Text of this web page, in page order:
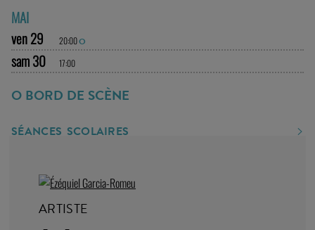
MAI
ven 29
20:00O
sam 30 17:00
O BORD DE SCÈNE
SÉANCES SCOLAIRES
ARTISTE